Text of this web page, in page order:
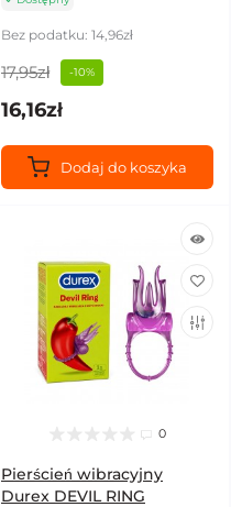
Bez podatku: 14,96zł
17,95zł -10%
16,16zł
Dodaj do koszyka
0
Pierścień wibracyjny
Durex DEVIL RING